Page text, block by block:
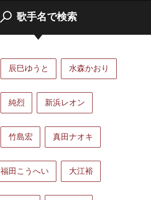
歌手名で検索
辰巳ゆうと 水森かおり
純烈 新浜レオン
竹島宏 真田ナオキ
福田こうへい 大江裕